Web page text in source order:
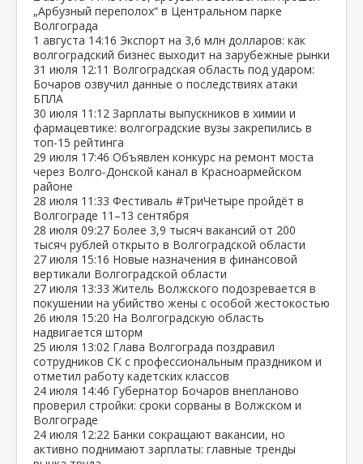
„Арбузный переполох“ в Центральном парке
Волгограда
1 августа 14:16 Экспорт на 3,6 млн долларов: как
волгоградский бизнес выходит на зарубежные рынки
31 июля 12:11 Волгоградская область под ударом:
Бочаров озвучил данные о последствиях атаки
БПЛА
30 июля 11:12 Зарплаты выпускников в химии и
фармацевтике: волгоградские вузы закрепились в
топ‑15 рейтинга
29 июля 17:46 Объявлен конкурс на ремонт моста
через Волго‑Донской канал в Красноармейском
районе
28 июля 11:33 Фестиваль #ТриЧетыре пройдёт в
Волгограде 11–13 сентября
28 июля 09:27 Более 3,9 тысяч вакансий от 200
тысяч рублей открыто в Волгоградской области
27 июля 15:16 Новые назначения в финансовой
вертикали Волгоградской области
27 июля 13:33 Житель Волжского подозревается в
покушении на убийство жены с особой жестокостью
26 июля 15:20 На Волгоградскую область
надвигается шторм
25 июля 13:02 Глава Волгограда поздравил
сотрудников СК с профессиональным праздником и
отметил работу кадетских классов
24 июля 14:46 Губернатор Бочаров внепланово
проверил стройки: сроки сорваны в Волжском и
Волгограде
24 июля 12:22 Банки сокращают вакансии, но
активно поднимают зарплаты: главные тренды